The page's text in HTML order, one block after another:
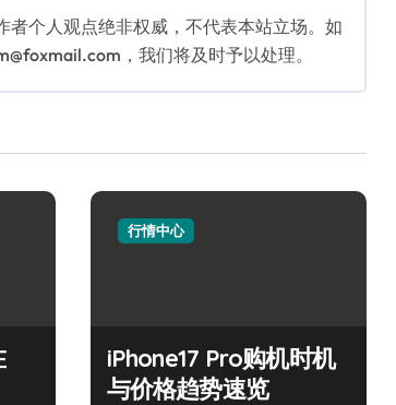
个人观点绝非权威，不代表本站立场。如
，我们将及时予以处理。
行情中心
iPhone17 Pro购机时机
与价格趋势速览